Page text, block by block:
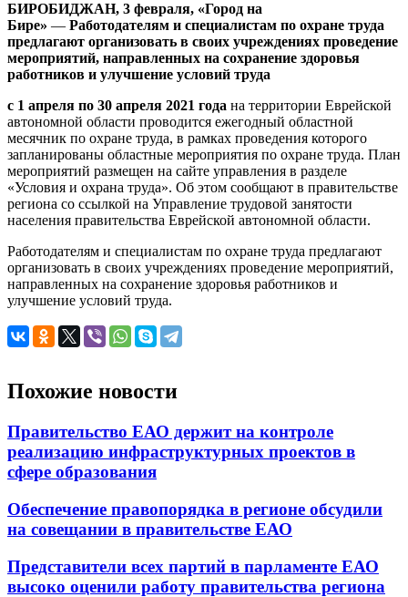
БИРОБИДЖАН, 3 февраля, «Город на
Бире» — Работодателям и специалистам по охране труда
предлагают организовать в своих учреждениях проведение
мероприятий, направленных на сохранение здоровья
работников и улучшение условий труда
с 1 апреля по 30 апреля 2021 года на территории Еврейской
автономной области проводится ежегодный областной
месячник по охране труда, в рамках проведения которого
запланированы областные мероприятия по охране труда. План
мероприятий размещен на сайте управления в разделе
«Условия и охрана труда». Об этом сообщают в правительстве
региона со ссылкой на Управление трудовой занятости
населения правительства Еврейской автономной области.
Работодателям и специалистам по охране труда предлагают
организовать в своих учреждениях проведение мероприятий,
направленных на сохранение здоровья работников и
улучшение условий труда.
Похожие новости
Правительство ЕАО держит на контроле
реализацию инфраструктурных проектов в
сфере образования
Обеспечение правопорядка в регионе обсудили
на совещании в правительстве ЕАО
Представители всех партий в парламенте ЕАО
высоко оценили работу правительства региона